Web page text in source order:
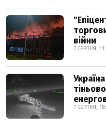
війни
7 СЕРПНЯ,
7 СЕРПНЯ,